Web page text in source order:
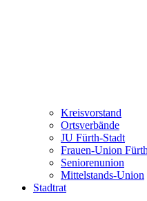
Kreisvorstand
Ortsverbände
JU Fürth-Stadt
Frauen-Union Fürth
Seniorenunion
Mittelstands-Union
Stadtrat